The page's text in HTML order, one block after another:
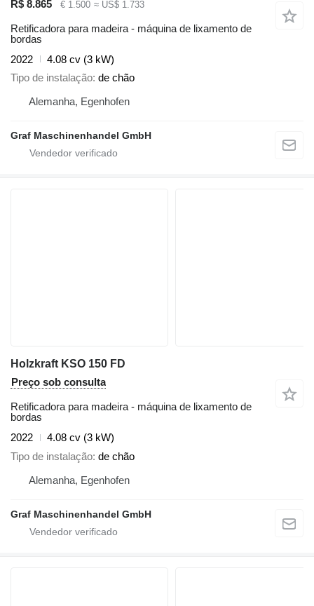
R$ 8.865 € 1.500 ≈ US$ 1.733
Retificadora para madeira - máquina de lixamento de
bordas
2022
4.08 cv (3 kW)
Tipo de instalação de chão
Alemanha, Egenhofen
Graf Maschinenhandel GmbH
Holzkraft KSO 150 FD
Preço sob consulta
Retificadora para madeira - máquina de lixamento de
bordas
2022
4.08 cv (3 kW)
Tipo de instalação de chão
Alemanha, Egenhofen
Graf Maschinenhandel GmbH